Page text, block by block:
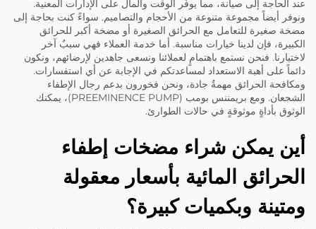
عند الحاجة إلى صيانة، مما يوفّر الوقت والمال على الإدارات المعنية.
ونوفر أيضاً مجموعة متنوعة من الأحجام والتصاميم. سواءً كنت بحاجة إلى
مضخة صغيرة للتعامل مع الحرائق الصغيرة أو مضخة أكبر للحرائق
الكبيرة، فإن لدينا خيارات مناسبة. أما خدمة العملاء فهي سببٌ آخر
لاختيارنا. فنحن نستمع باهتمامٍ لعملائنا ونسعى جاهدين لإرضائهم، ونكون
دائماً على أهبة الاستعداد لمساعدتكم في الإجابة عن أي استفسارات.
ومكافحة الحرائق مهمةٌ جادة، ونحن فخورون بدعم رجال الإطفاء
الشجعان. ومع بريمننس بومب (PREEMINENCE PUMP)، يمكنك
الوثوق بأداةٍ موثوقةٍ في حالات الطوارئ.
أين يمكن شراء مضخات إطفاء
الحرائق المائية بأسعار معقولة
ومتينة وبكميات كبيرة؟